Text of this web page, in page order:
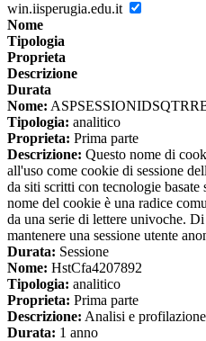
win.iisperugia.edu.it
Nome
Tipologia
Proprieta
Descrizione
Durata
Nome:
Tipologia: analitico
Proprieta: Prima parte
Descrizione: Questo nome di
all'uso come cookie di sessione
da siti scritti con tecnologie
nome del cookie è una radice
da una serie di lettere univoche.
mantenere una sessione utente
Durata: Sessione
Nome: HstCfa4207892
Tipologia: analitico
Proprieta: Prima parte
Descrizione: Analisi e
Durata: 1 anno